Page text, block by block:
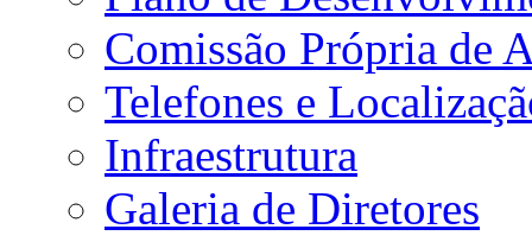
Comissão Própria de
Telefones e
Infraestrutura
Galeria de Diretores